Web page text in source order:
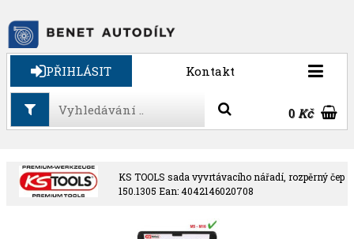
PŘIHLÁSIT Kontakt
0Kč
KS TOOLS sada vyvrtávacího nářadí, rozpěrný čep
150.1305 Ean: 4042146020708